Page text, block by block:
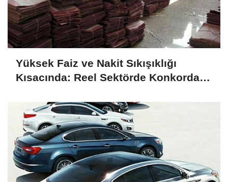
Yüksek Faiz ve Nakit Sıkışıklığı
Kısacında: Reel Sektörde Konkordato